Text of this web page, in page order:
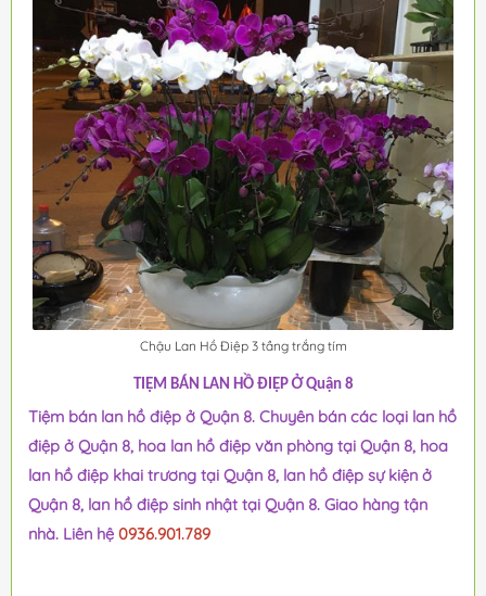
Chậu Lan Hồ Điệp 3 tầng trắng tím
TIỆM BÁN LAN HỒ ĐIỆP Ở Quận 8
Tiệm bán lan hồ điệp ở Quận 8. Chuyên bán các loại lan hồ
điệp ở Quận 8, hoa lan hồ điệp văn phòng tại Quận 8, hoa
lan hồ điệp khai trương tại Quận 8, lan hồ điệp sự kiện ở
Quận 8, lan hồ điệp sinh nhật tại Quận 8. Giao hàng tận
nhà. Liên hệ 0936.901.789